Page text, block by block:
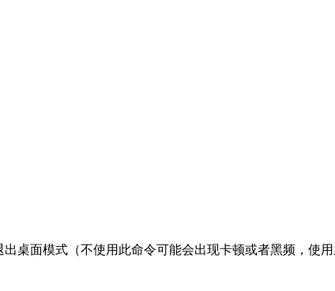
桌面模式（不使用此命令可能会出现卡顿或者黑频，使